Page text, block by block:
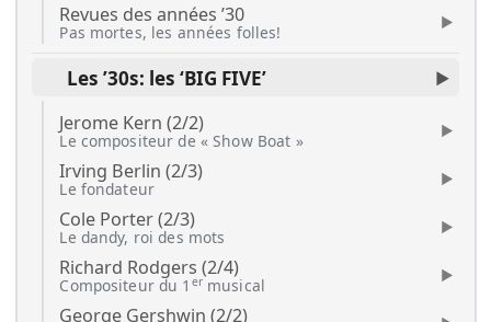
Revues des années ’30
Pas mortes, les années folles!
Les ’30s: les ‘BIG FIVE’
Jerome Kern (2/2)
Le compositeur de « Show Boat »
Irving Berlin (2/3)
Le fondateur
Cole Porter (2/3)
Le dandy, roi des mots
Richard Rodgers (2/4)
Compositeur du 1 ermusical
George Gershwin (2/2)